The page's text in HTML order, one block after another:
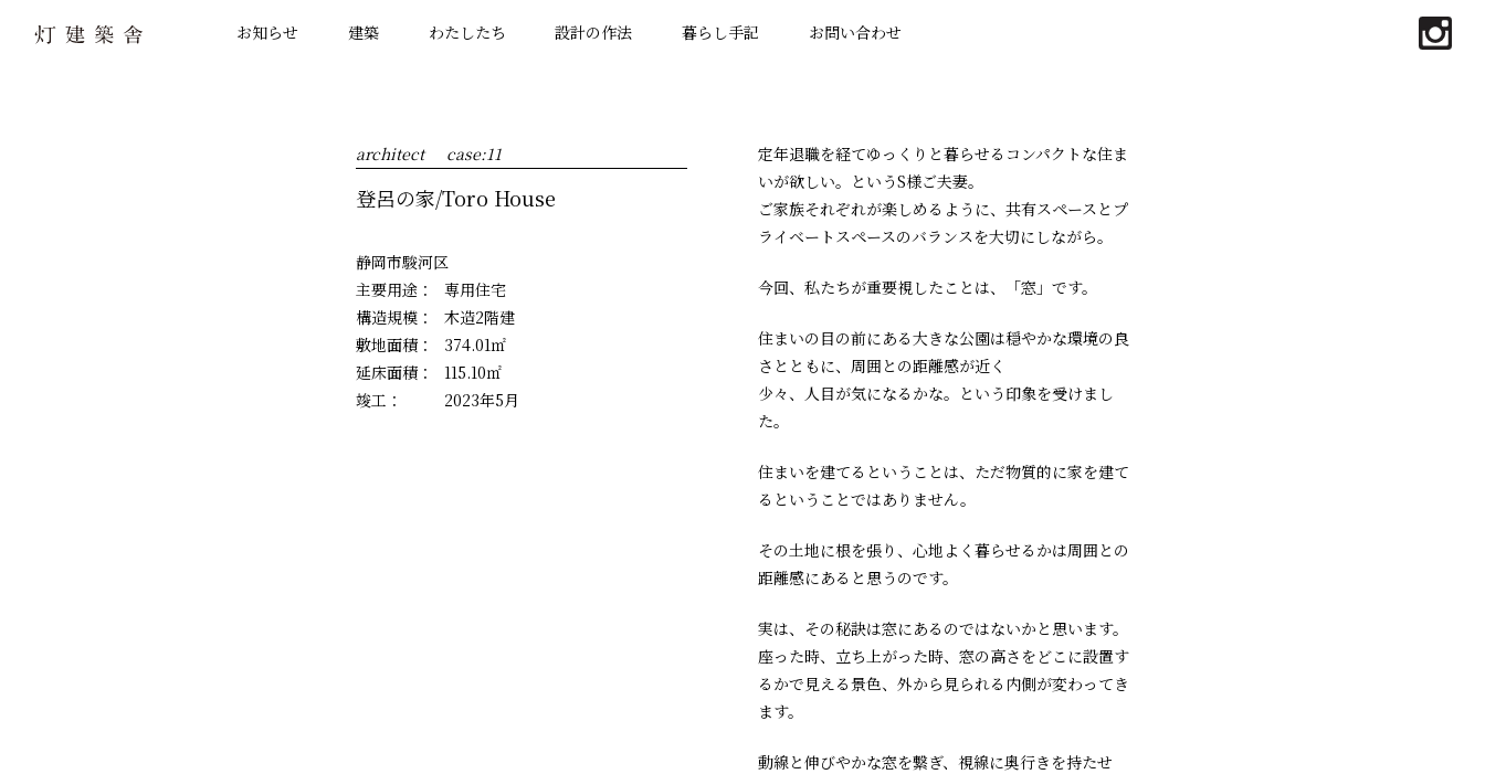
お知らせ 建築 わたしたち 設計の作法 暮らし手記 お問い合わせ
architect case:11
登呂の家/Toro House
静岡市駿河区
主要用途：
専用住宅
構造規模：
木造2階建
敷地面積：
374.01㎡
延床面積：
115.10㎡
竣工：
2023年5月
定年退職を経てゆっくりと暮らせるコンパクトな住ま
いが欲しい。というS様ご夫妻。
ご家族それぞれが楽しめるように、共有スペースとプ
ライベートスペースのバランスを大切にしながら。
今回、私たちが重要視したことは、「窓」です。
住まいの目の前にある大きな公園は穏やかな環境の良
さとともに、周囲との距離感が近く
少々、人目が気になるかな。という印象を受けまし
た。
住まいを建てるということは、ただ物質的に家を建て
るということではありません。
その土地に根を張り、心地よく暮らせるかは周囲との
距離感にあると思うのです。
実は、その秘訣は窓にあるのではないかと思います。
座った時、立ち上がった時、窓の高さをどこに設置す
るかで見える景色、外から見られる内側が変わってき
ます。
動線と伸びやかな窓を繋ぎ、視線に奥行きを持たせ